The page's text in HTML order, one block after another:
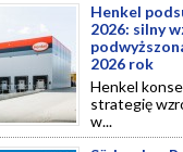
Henkel
2026: silny
2026 rok
Henkel
strategię
w...